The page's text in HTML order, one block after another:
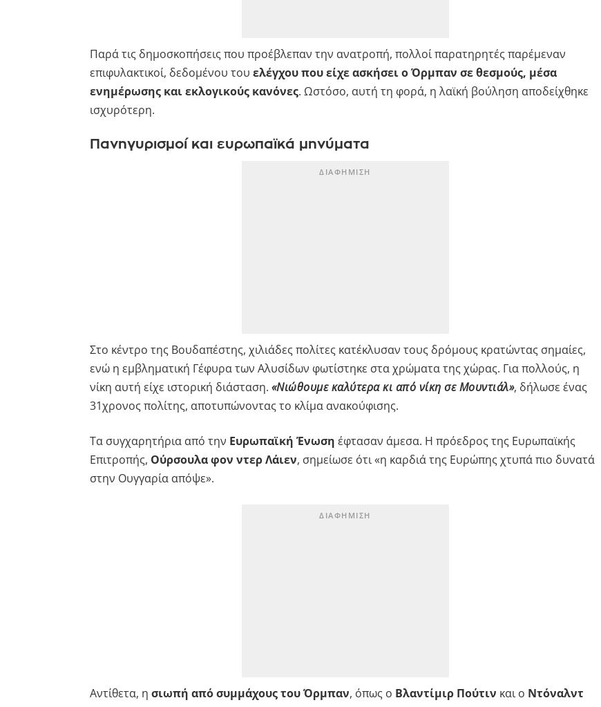
Παρά τις δημοσκοπήσεις που προέβλεπαν την ανατροπή, πολλοί παρατηρητές παρέμεναν
επιφυλακτικοί, δεδομένου του ελέγχου που είχε ασκήσει ο Όρμπαν σε θεσμούς, μέσα
ενημέρωσης και εκλογικούς κανόνες. Ωστόσο, αυτή τη φορά, η λαϊκή βούληση αποδείχθηκε
ισχυρότερη.
Πανηγυρισμοί και ευρωπαϊκά μηνύματα
Στο κέντρο της Βουδαπέστης, χιλιάδες πολίτες κατέκλυσαν τους δρόμους κρατώντας σημαίες,
ενώ η εμβληματική Γέφυρα των Αλυσίδων φωτίστηκε στα χρώματα της χώρας. Για πολλούς, η
νίκη αυτή είχε ιστορική διάσταση. «Νιώθουμε καλύτερα κι από νίκη σε Μουντιάλ», δήλωσε ένας
31χρονος πολίτης, αποτυπώνοντας το κλίμα ανακούφισης.
Τα συγχαρητήρια από την Ευρωπαϊκή Ένωση έφτασαν άμεσα. Η πρόεδρος της Ευρωπαϊκής
Επιτροπής, Ούρσουλα φον ντερ Λάιεν, σημείωσε ότι «η καρδιά της Ευρώπης χτυπά πιο δυνατά
στην Ουγγαρία απόψε».
Αντίθετα, η σιωπή από συμμάχους του Όρμπαν, όπως ο Βλαντίμιρ Πούτιν και ο Ντόναλντ